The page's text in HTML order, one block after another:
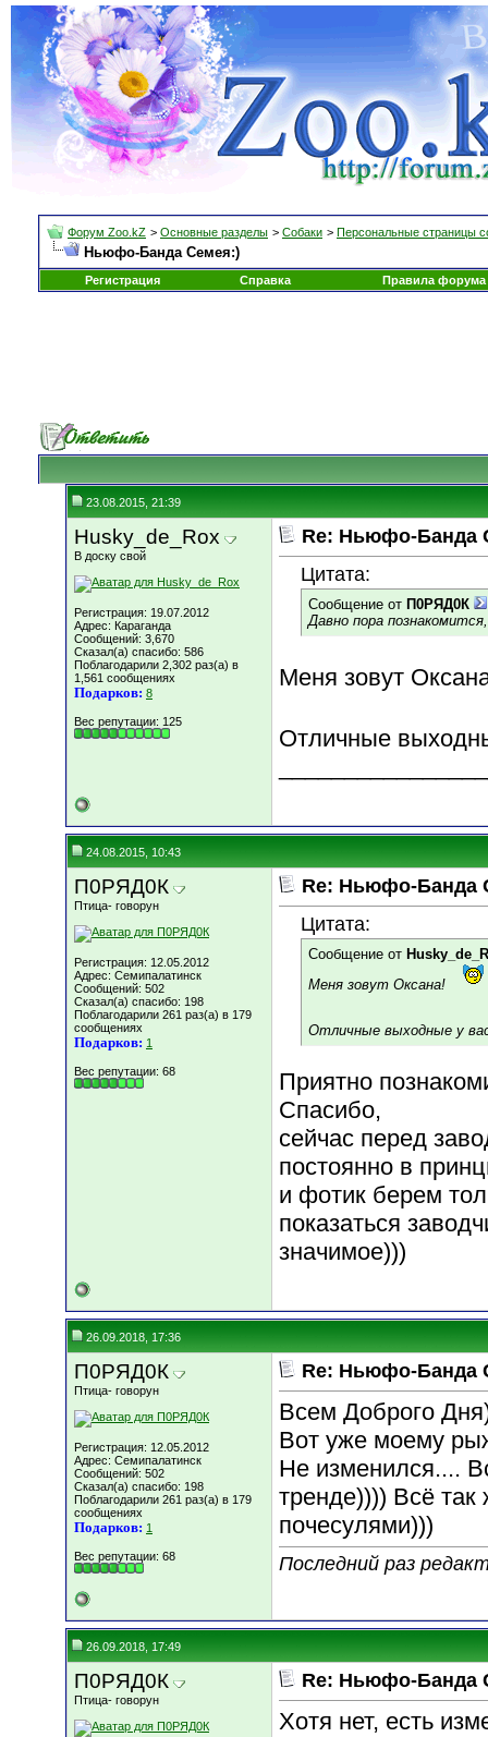
Форум Zoo.kZ > Основные разделы > Собаки > Персональные страницы
Ньюфо-Банда Семея:)
Регистрация Справка Правила форума
23.08.2015, 21:39
Husky_de_Rox
В доску свой
Регистрация: 19.07.2012
Адрес: Караганда
Сообщений: 3,670
Сказал(а) спасибо: 586
Поблагодарили 2,302 раз(а) в
1,561 сообщениях
Подарков: 8
Вес репутации: 125
Re: Ньюфо-Банда
Цитата:
Сообщение от П0РЯД0К
Давно пора
Меня зовут
Отличные
24.08.2015, 10:43
П0РЯД0К
Птица- говорун
Регистрация: 12.05.2012
Адрес: Семипалатинск
Сообщений: 502
Сказал(а) спасибо: 198
Поблагодарили 261 раз(а) в 179
сообщениях
Подарков: 1
Вес репутации: 68
Re: Ньюфо-Банда
Цитата:
Сообщение от
Меня зовут Оксана!
Отличные выходные у
Приятно
Спасибо,
сейчас перед
постоянно в
и фотик берем
показаться
значимое)))
26.09.2018, 17:36
П0РЯД0К
Птица- говорун
Регистрация: 12.05.2012
Адрес: Семипалатинск
Сообщений: 502
Сказал(а) спасибо: 198
Поблагодарили 261 раз(а) в 179
сообщениях
Подарков: 1
Вес репутации: 68
Re: Ньюфо-Банда
Всем Доброго
Вот уже моему
Не изменился....
тренде)))) Всё
почесулями)))
Последний раз
26.09.2018, 17:49
П0РЯД0К
Птица- говорун
Re: Ньюфо-Банда
Хотя нет, есть